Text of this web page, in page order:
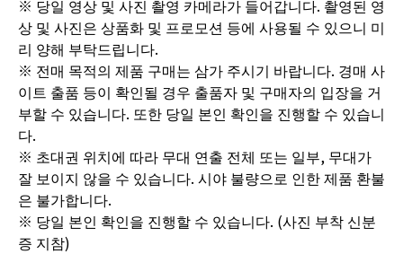
※ 당일 영상 및 사진 촬영 카메라가 들어갑니다. 촬영된 영
상 및 사진은 상품화 및 프로모션 등에 사용될 수 있으니 미
리 양해 부탁드립니다.
※ 전매 목적의 제품 구매는 삼가 주시기 바랍니다. 경매 사
이트 출품 등이 확인될 경우 출품자 및 구매자의 입장을 거
부할 수 있습니다. 또한 당일 본인 확인을 진행할 수 있습니
다.
※ 초대권 위치에 따라 무대 연출 전체 또는 일부, 무대가
잘 보이지 않을 수 있습니다. 시야 불량으로 인한 제품 환불
은 불가합니다.
※ 당일 본인 확인을 진행할 수 있습니다. (사진 부착 신분
증 지참)